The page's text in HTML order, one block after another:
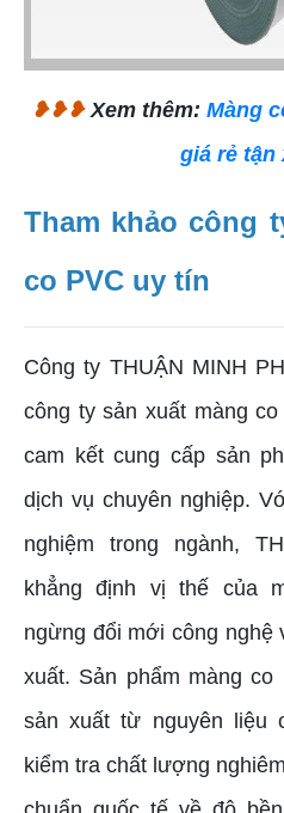
❥❥❥Xem thêm: Màng
giá rẻ tận
Tham khảo công
co PVC uy tín
Công ty THUẬN MINH
công ty sản xuất màng
cam kết cung cấp sản
dịch vụ chuyên nghiệp.
nghiệm trong ngành,
khẳng định vị thế của
ngừng đổi mới công nghệ
xuất. Sản phẩm màng
sản xuất từ nguyên liệu
kiểm tra chất lượng